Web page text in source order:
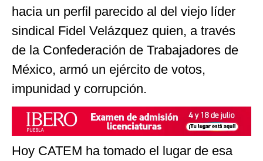
hacia un perfil parecido al del viejo líder
sindical Fidel Velázquez quien, a través
de la Confederación de Trabajadores de
México, armó un ejército de votos,
impunidad y corrupción.
Hoy CATEM ha tomado el lugar de esa